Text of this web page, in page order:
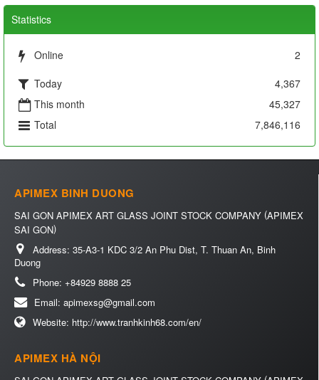
Statistics
Online
2
Today
4,367
This month
45,327
Total
7,846,116
APIMEX BINH DUONG
SAI GON APIMEX ART GLASS JOINT STOCK COMPANY (APIMEX
SAI GON)
Address: 35-A3-1 KDC 3/2 An Phu Dist, T. Thuan An, Binh
Duong
Phone: +84929 8888 25
Email: apimexsg@gmail.com
Website: http://www.tranhkinh68.com/en/
APIMEX HÀ NỘI